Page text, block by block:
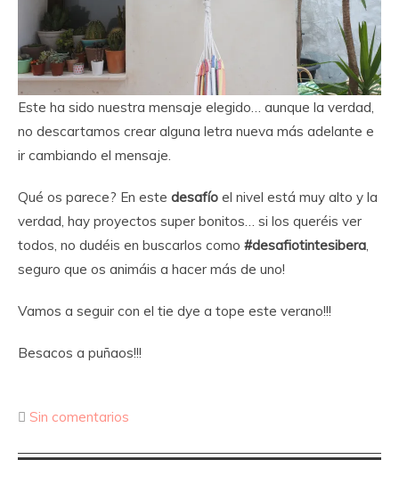
Este ha sido nuestra mensaje elegido… aunque la verdad,
no descartamos crear alguna letra nueva más adelante e
ir cambiando el mensaje.
Qué os parece? En este desafío el nivel está muy alto y la
verdad, hay proyectos super bonitos… si los queréis ver
todos, no dudéis en buscarlos como #desafiotintesibera,
seguro que os animáis a hacer más de uno!
Vamos a seguir con el tie dye a tope este verano!!!
Besacos a puñaos!!!
Sin comentarios